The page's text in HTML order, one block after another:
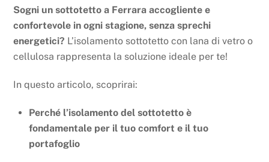
Sogni un sottotetto a Ferrara accogliente e
confortevole in ogni stagione, senza sprechi
energetici? L’isolamento sottotetto con lana di vetro o
cellulosa rappresenta la soluzione ideale per te!
In questo articolo, scoprirai:
Perché l’isolamento del sottotetto è
fondamentale per il tuo comfort e il tuo
portafoglio